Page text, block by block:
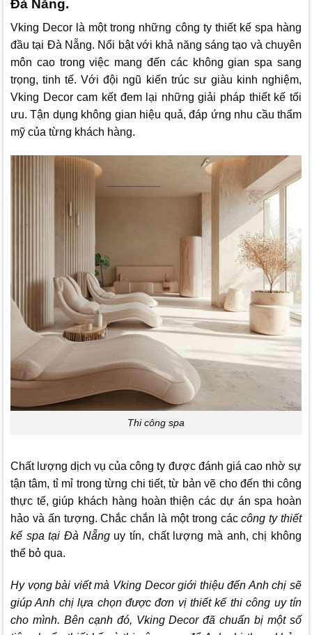
Đà Nẵng.
Vking Decor là một trong những công ty thiết kế spa hàng
đầu tại Đà Nẵng. Nổi bật với khả năng sáng tạo và chuyên
môn cao trong việc mang đến các không gian spa sang
trọng, tinh tế. Với đội ngũ kiến trúc sư giàu kinh nghiệm,
Vking Decorcam kết đem lại những giải pháp thiết kế tối
ưu. Tận dụng không gian hiệu quả, đáp ứng nhu cầu thẩm
mỹ của từng khách hàng.
Thi công spa
Chất lượng dịch vụ của công ty được đánh giá cao nhờ sự
tận tâm, tỉ mỉ trong từng chi tiết, từ bản vẽ cho đến thi công
thực tế, giúp khách hàng hoàn thiện các dự án spa hoàn
hảo và ấn tượng. Chắc chắn là một trong cáccông ty thiết
kế spa tại Đà Nẵnguy tín, chất lượng mà anh, chị không
thể bỏ qua.
Hy vọng bài viết mà Vking Decorgiới thiệu đến Anh chị sẽ
giúp Anh chị lựa chọn được đơn vị thiết kế thi công uy tín
cho mình. Bên cạnh đó, Vking Decorđã chuẩn bị một số